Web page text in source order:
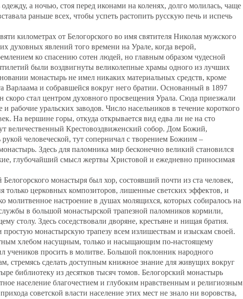
а ночью, стоя перед иконами на коленях, долго молилась, чаще
раньше всех, чтобы успеть растопить русскую печь и испечь
километрах от Белогорского во имя святителя Николая мужского
духовных явлений того времени на Урале, когда верой,
ко спасению сотен людей, но главным образом чудесной
были воздвигнуты великолепные храмы одного из лучших
монастырь не имел никаких материальных средств, кроме
Варлаама и собравшейся вокруг него братии. Основанный в 1897
скоро стал центром духовного просвещения Урала. Сюда приезжали
и рабочие уральских заводов. Число насельников в течение короткого
На вершине горы, откуда открывается вид едва ли не на сто
величественный Крестовоздвиженский собор. Дом Божий,
человеческой, тут соперничал с творением Божиим –
Здесь для паломника мир бесконечно великий становился
глубочайший смысл жертвы Христовой и ежедневно приносимая
монастыря был хор, состоявший почти из ста человек,
только церковных композиторов, лишенные светских эффектов, и
молитвенное настроение в душах молящихся, которых собиралось на
в большой монастырской трапезной паломников кормили,
столу. Здесь соседствовали дворяне, крестьяне и нищая братия.
монастырскую трапезу всем излишествам и изыскам своей.
хлебом насущным, только и насыщающим по-настоящему
учеников просить в молитве. Большой поклонник народного
стремясь сделать доступным книжное знание для живущих вокруг
библиотеку из десятков тысяч томов. Белогорский монастырь
население благочестием и глубоким нравственным и религиозным
советской власти население этих мест не знало ни воровства,